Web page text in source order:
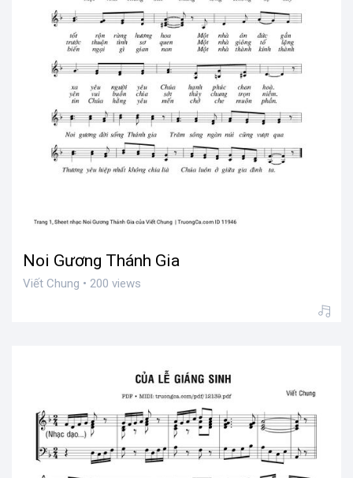
Noi Gương Thánh Gia
Viết Chung • 200 views